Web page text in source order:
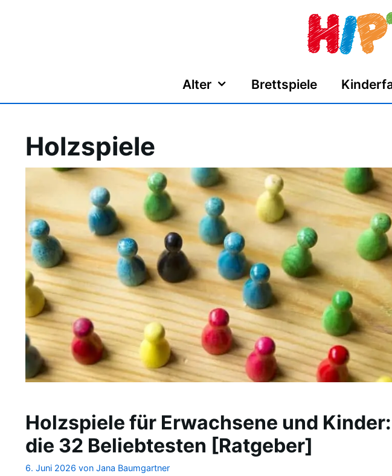
Alter Brettspiele
Holzspiele
Holzspiele für Erwachsene und Kinder:
die 32 Beliebtesten [Ratgeber]
6. Juni 2026 von Jana Baumgartner